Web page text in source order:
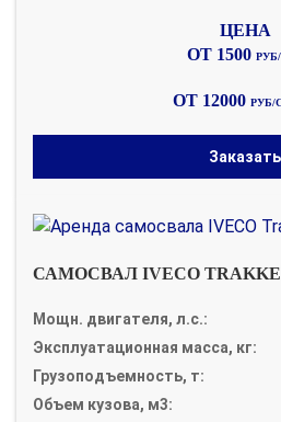
ОТ 1500
ОТ 12000 РУБ/
Заказать
САМОСВАЛ IVECO
Мощн. двигателя, л.с.:
Эксплуатационная масса, кг:
Грузоподъемность, т:
Объем кузова, м3: